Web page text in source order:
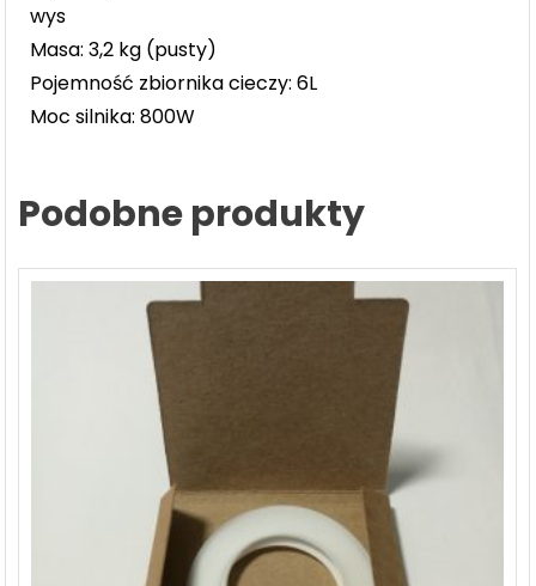
wys
Masa: 3,2 kg (pusty)
Pojemność zbiornika cieczy: 6L
Moc silnika: 800W
Podobne produkty